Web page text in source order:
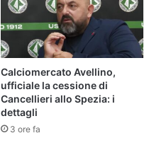
Calciomercato Avellino,
ufficiale la cessione di
Cancellieri allo Spezia: i
dettagli
3 ore fa